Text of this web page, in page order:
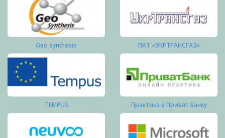
Geo synthesis ПАТ «УКРТРАНСГАЗ»
TEMPUS Практика в Приват Банку